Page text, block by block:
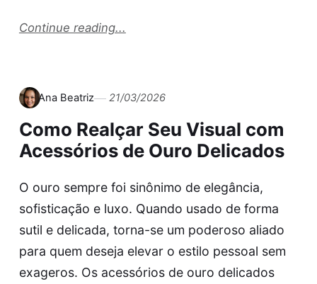
Continue reading...
Ana Beatriz 21/03/2026
Como Realçar Seu Visual com
Acessórios de Ouro Delicados
O ouro sempre foi sinônimo de elegância,
sofisticação e luxo. Quando usado de forma
sutil e delicada, torna-se um poderoso aliado
para quem deseja elevar o estilo pessoal sem
exageros. Os acessórios de ouro delicados